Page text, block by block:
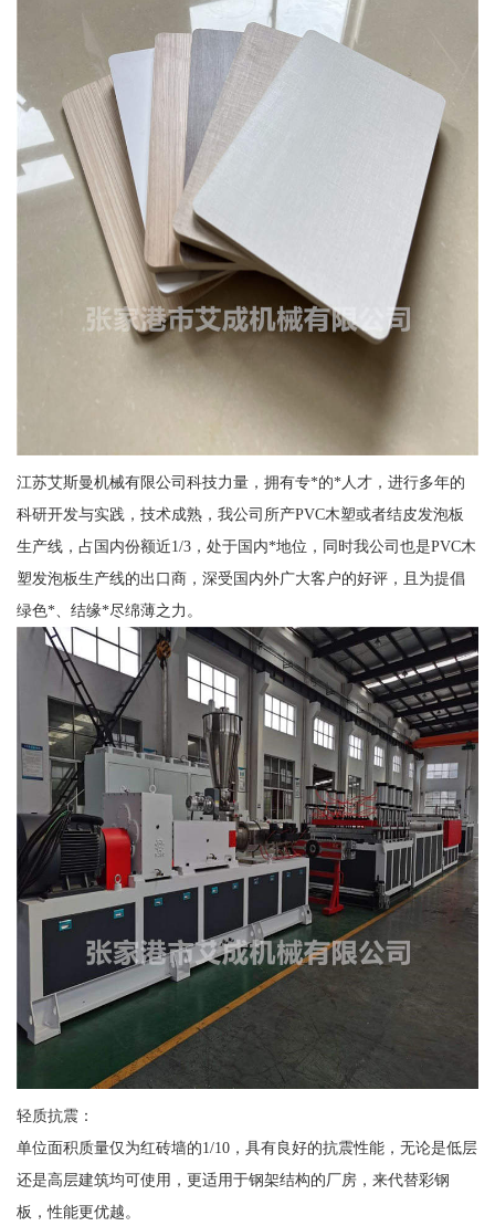
江苏艾斯曼机械有限公司科技力量，拥有专*的*人才，进行多年的
科研开发与实践，技术成熟，我公司所产PVC木塑或者结皮发泡板
生产线，占国内份额近1/3，处于国内*地位，同时我公司也是PVC木
塑发泡板生产线的出口商，深受国内外广大客户的好评，且为提倡
绿色*、结缘*尽绵薄之力。
轻质抗震：
单位面积质量仅为红砖墙的1/10，具有良好的抗震性能，无论是低层
还是高层建筑均可使用，更适用于钢架结构的厂房，来代替彩钢
板，性能更优越。